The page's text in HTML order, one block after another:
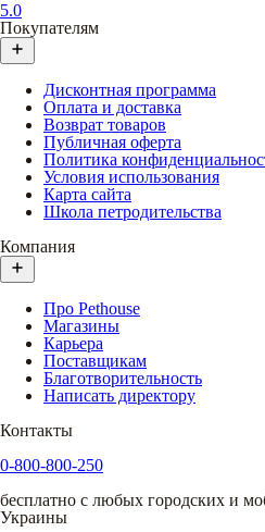
5.0
Покупателям
Дисконтная программа
Оплата и доставка
Возврат товаров
Публичная оферта
Политика
Условия использования
Карта сайта
Школа петродительства
Компания
Про Pethouse
Магазины
Карьера
Поставщикам
Благотворительность
Написать директору
Контакты
0-800-800-250
бесплатно с любых городских и
Украины